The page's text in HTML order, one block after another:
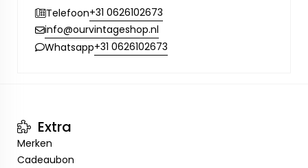
Telefoon+31 0626102673
info@ourvintageshop.nl
Whatsapp+31 0626102673
Extra
Merken
Cadeaubon